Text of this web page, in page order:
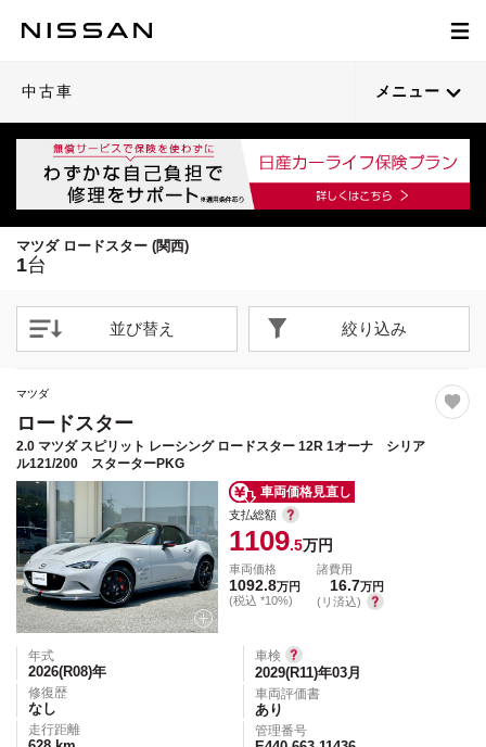
中古車 メニュー
マツダ ロードスター (関西)
1台
並び替え 絞り込み
50
閉じる
マツダ
ロードスター
2.0 マツダ スピリット レーシング ロードスター 12R 1オーナ シリア
ル121/200 スターターPKG
車両価格見直し
支払総額
1109.5万円
車両価格
1092.8万円
(税込 *10%)
諸費用
16.7万円
(リ済込)
年式
2026(R08)年
修復歴
なし
走行距離
車検
2029(R11)年03月
車両評価書
あり
管理番号